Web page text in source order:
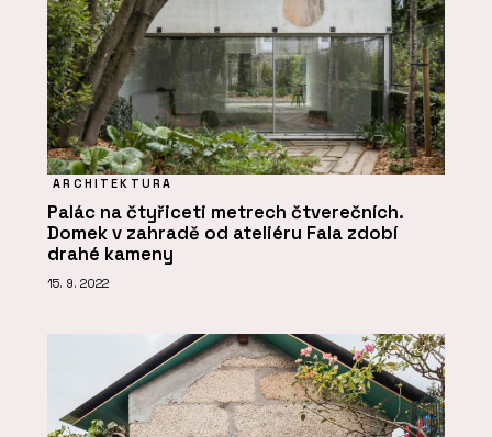
ARCHITEKTURA
Palác na čtyřiceti metrech čtverečních.
Domek v zahradě od ateliéru Fala zdobí
drahé kameny
15. 9. 2022